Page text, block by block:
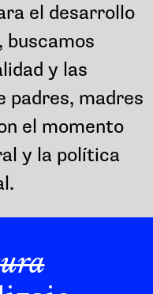
el desarrollo
buscamos
y las
padres, madres
el momento
y la política